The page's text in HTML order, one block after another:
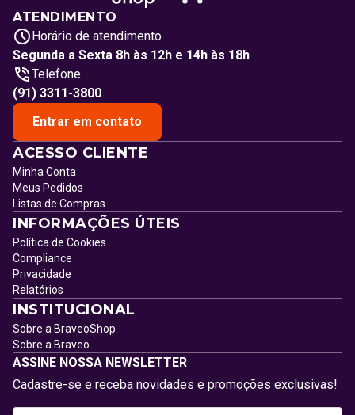
ATENDIMENTO
Horário de atendimento
Segunda a Sexta 8h às 12h e 14h às 18h
Telefone
(91) 3311-3800
Entrar em contato
ACESSO CLIENTE
Minha Conta
Meus Pedidos
Listas de Compras
INFORMAÇÕES ÚTEIS
Política de Cookies
Compliance
Privacidade
Relatórios
INSTITUCIONAL
Sobre a BraveoShop
Sobre a Braveo
ASSINE NOSSA NEWSLETTER
Cadastre-se e receba novidades e promoções exclusivas!